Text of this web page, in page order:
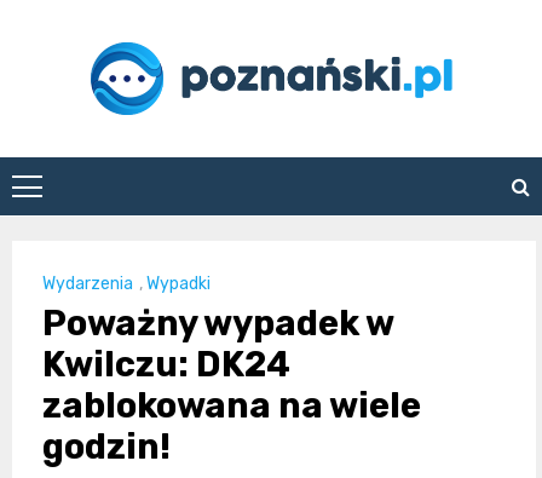
poznanski.pl
Wydarzenia ,Wypadki
Poważny wypadek w
Kwilczu: DK24
zablokowana na wiele
godzin!